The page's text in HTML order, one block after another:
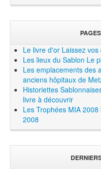
Le livre d'or Laissez
Les lieux du Sablon Le
Les emplacements des
anciens hôpitaux de
Historiettes
livre à découvrir
Les Trophées MIA 2008
2008